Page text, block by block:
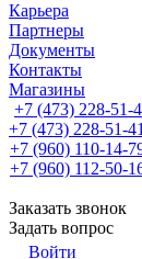
Карьера
Партнеры
Документы
Контакты
Магазины
+7 (473) 228-51-
+7 (473) 228-51-41
+7 (960) 110-14-
+7 (960) 112-50-
Заказать звонок
Задать вопрос
Войти